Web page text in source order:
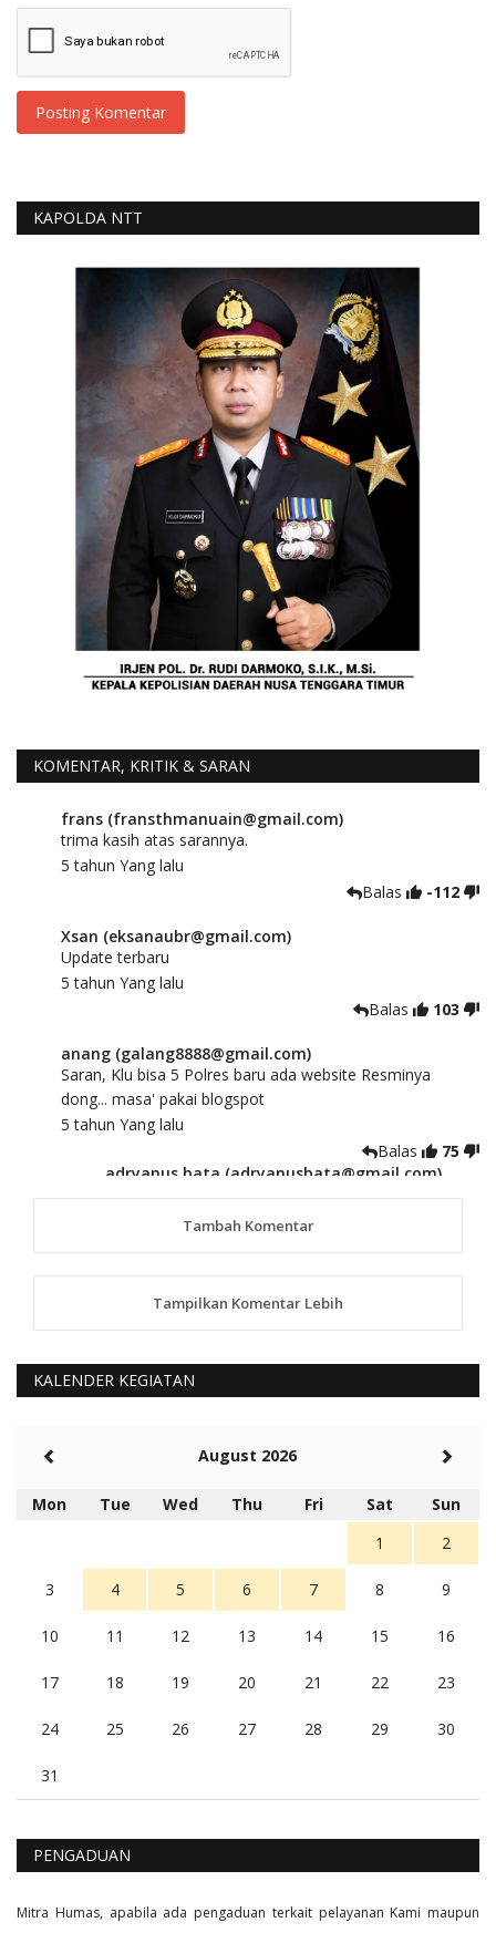
Posting Komentar
KAPOLDA NTT
KOMENTAR, KRITIK & SARAN
frans (fransthmanuain@gmail.com)
trima kasih atas sarannya.
5 tahun Yang lalu
Balas
-112
Xsan (eksanaubr@gmail.com)
Update terbaru
5 tahun Yang lalu
Balas
103
anang (galang8888@gmail.com)
Saran, Klu bisa 5 Polres baru ada website Resminya
dong... masa' pakai blogspot
5 tahun Yang lalu
Balas
75
adryanus bata (adryanusbata@gmail.com)
TKS atas saran dan masukannya, akan kami
tindaklanjuti
anggy (anakkaos@gmail.com)
Kami perantu bisa baca langsung terkait Pilkada Sumba
5 tahun Yang lalu
Rambu (rambu03@gmail.com)
Berita Polres Sumba Barat Mantap
5 tahun Yang lalu
Balas
16
Tambah Komentar
Tampilkan Komentar Lebih
KALENDER KEGIATAN
August 2026
Mon Tue Wed Thu Fri Sat
Sun
1
2
3 4 5 6 7 8 9
10 11 12 13 14 15 16
17 18 19 20 21 22 23
24 25 26 27 28 29 30
31
PENGADUAN
Mitra Humas, apabila ada pengaduan terkait pelayanan Kami maupun